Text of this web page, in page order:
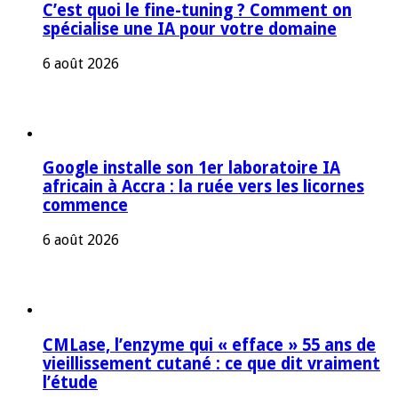
C’est quoi le fine-tuning ? Comment on
spécialise une IA pour votre domaine
6 août 2026
Google installe son 1er laboratoire IA
africain à Accra : la ruée vers les licornes
commence
6 août 2026
CMLase, l’enzyme qui « efface » 55 ans de
vieillissement cutané : ce que dit vraiment
l’étude